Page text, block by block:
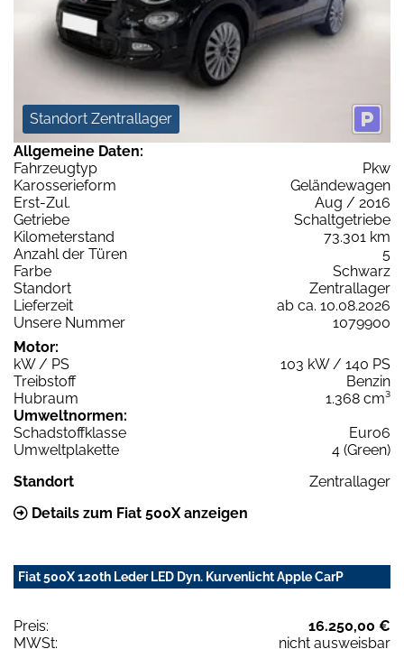
Standort Zentrallager
Allgemeine Daten:
Fahrzeugtyp
Pkw
Karosserieform
Geländewagen
Erst-Zul.
Aug / 2016
Getriebe
Schaltgetriebe
Kilometerstand
73.301 km
Anzahl der Türen
5
Farbe
Schwarz
Standort
Zentrallager
Lieferzeit
ab ca. 10.08.2026
Unsere Nummer
1079900
Motor:
kW / PS
103 kW / 140 PS
Treibstoff
Benzin
Hubraum
1.368 cm³
Umweltnormen:
Schadstoffklasse
Euro6
Umweltplakette
4 (Green)
Standort
Zentrallager
Details zum Fiat 500X anzeigen
Fiat 500X 120th Leder LED Dyn. Kurvenlicht Apple CarP
Preis:
16.250,00 €
MWSt:
nicht ausweisbar